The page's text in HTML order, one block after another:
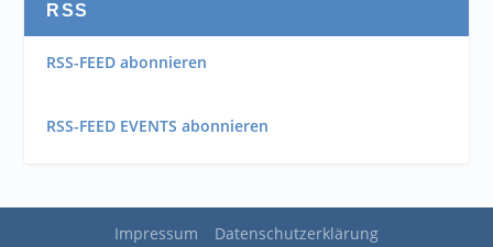
RSS
RSS-FEED abonnieren
RSS-FEED EVENTS abonnieren
Impressum Datenschutzerklärung